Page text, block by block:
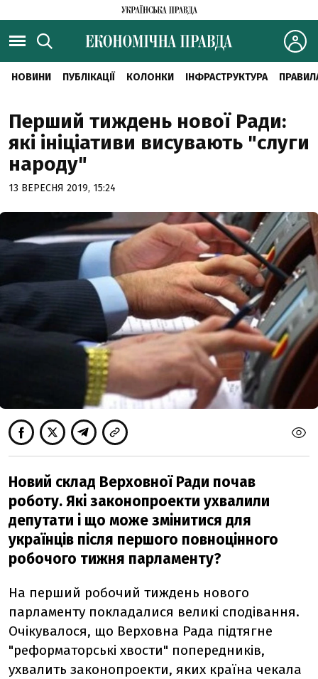
НОВИНИ ПУБЛІКАЦІЇ КОЛОНКИ ІНФРАСТРУКТУРА
Перший тиждень нової Ради:
які ініціативи висувають "слуги
народу"
13 ВЕРЕСНЯ 2019, 15:24
Новий склад Верховної Ради почав
роботу. Які законопроекти ухвалили
депутати і що може змінитися для
українців після першого повноцінного
робочого тижня парламенту?
На перший робочий тиждень нового
парламенту покладалися великі сподівання.
Очікувалося, що Верховна Рада підтягне
"реформаторські хвости" попередників,
ухвалить законопроекти, яких країна чекала